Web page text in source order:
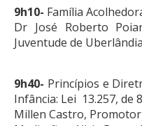
9h10- Família
Dr José Roberto
Juventude de
9h40- Princípios e
Infância: Lei 13.257, de
Millen Castro, Promotor